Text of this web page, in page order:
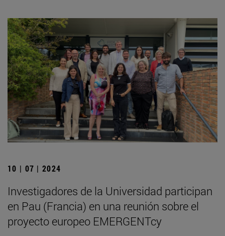
10 | 07 | 2024
Investigadores de la Universidad participan
en Pau (Francia) en una reunión sobre el
proyecto europeo EMERGENTcy